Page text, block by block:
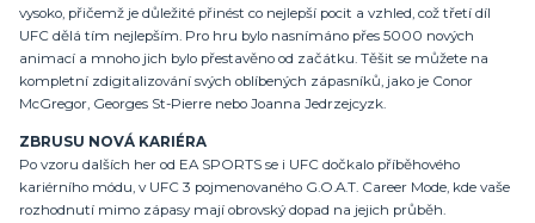
vysoko, přičemž je důležité přinést co nejlepší pocit a vzhled, což třetí díl
UFC dělá tím nejlepším. Pro hru bylo nasnímáno přes 5000 nových
animací a mnoho jich bylo přestavěno od začátku. Těšit se můžete na
kompletní zdigitalizování svých oblíbených zápasníků, jako je Conor
McGregor, Georges St-Pierre nebo Joanna Jedrzejcyzk.
ZBRUSU NOVÁ KARIÉRA
Po vzoru dalších her od EA SPORTS se i UFC dočkalo příběhového
kariérního módu, v UFC 3 pojmenovaného G.O.A.T. Career Mode, kde vaše
rozhodnutí mimo zápasy mají obrovský dopad na jejich průběh.